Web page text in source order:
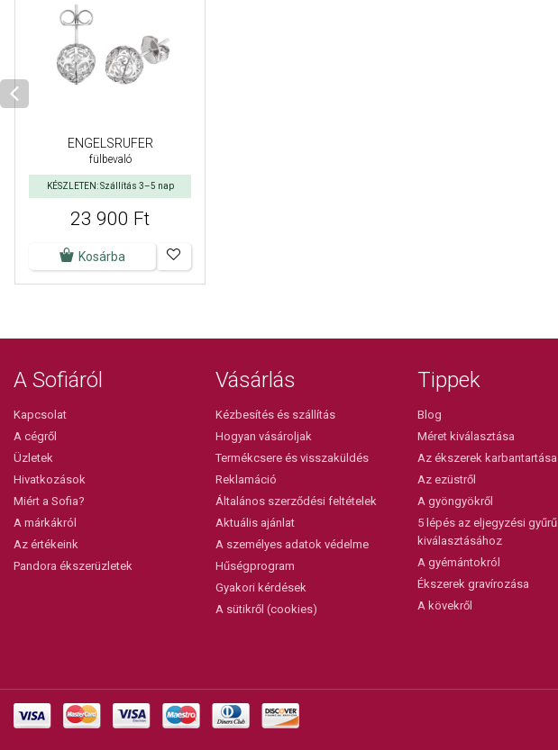
ENGELSRUFER
fülbevaló
KÉSZLETEN: Szállítás 3–5 nap
23 900 Ft
Kosárba
A Sofiáról
Kapcsolat
A cégről
Üzletek
Hivatkozások
Miért a Sofia?
A márkákról
Az értékeink
Pandora ékszerüzletek
Vásárlás
Kézbesítés és szállítás
Hogyan vásároljak
Termékcsere és visszaküldés
Reklamáció
Általános szerződési feltételek
Aktuális ajánlat
A személyes adatok védelme
Hűségprogram
Gyakori kérdések
A sütikről (cookies)
Tippek
Blog
Méret kiválasztása
Az ékszerek karbantartása
Az ezüstről
A gyöngyökről
5 lépés az eljegyzési gyűrű
kiválasztásához
A gyémántokról
Ékszerek gravírozása
A kövekről